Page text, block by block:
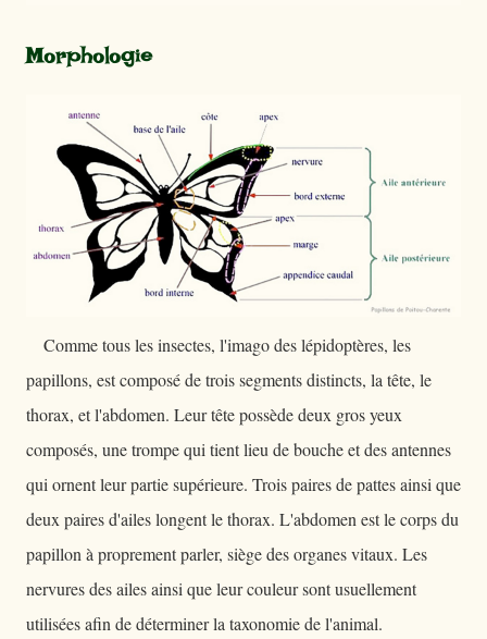
Morphologie
Comme tous les insectes, l'imago des lépidoptères, les
papillons, est composé de trois segments distincts, la tête, le
thorax, et l'abdomen. Leur tête possède deux gros yeux
composés, une trompe qui tient lieu de bouche et des antennes
qui ornent leur partie supérieure. Trois paires de pattes ainsi que
deux paires d'ailes longent le thorax. L'abdomen est le corps du
papillon à proprement parler, siège des organes vitaux. Les
nervures des ailes ainsi que leur couleur sont usuellement
utilisées afin de déterminer la taxonomie de l'animal.